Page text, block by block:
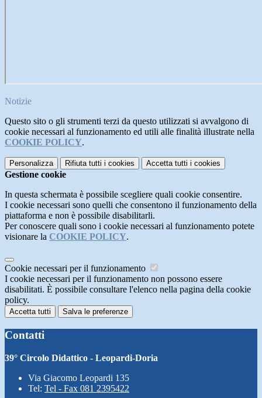
Notizie
Questo sito o gli strumenti terzi da questo utilizzati si avvalgono di
cookie necessari al funzionamento ed utili alle finalità illustrate nella
COOKIE POLICY.
Personalizza Rifiuta tutti i cookies Accetta tutti i cookies
Gestione cookie
In questa schermata è possibile scegliere quali cookie consentire.
I cookie necessari sono quelli che consentono il funzionamento della
piattaforma e non è possibile disabilitarli.
Per conoscere quali sono i cookie necessari al funzionamento potete
visionare la COOKIE POLICY.
Cookie necessari per il funzionamento
I cookie necessari per il funzionamento non possono essere
disabilitati. È possibile consultare l'elenco nella pagina della cookie
policy.
Accetta tutti Salva le preferenze
Contatti
39° Circolo Didattico - Leopardi-Doria
Via Giacomo Leopardi 135
Tel: Tel - Fax 081 2395422